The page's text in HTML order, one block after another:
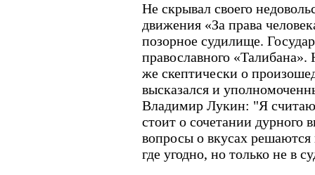
Не скрывал своего
движения «За права
позорное судилище.
православного «Талибана».
же скептически о
высказался и
Владимир Лукин: "Я
стоит о сочетании дурного
вопросы о вкусах
где угодно, но только не в